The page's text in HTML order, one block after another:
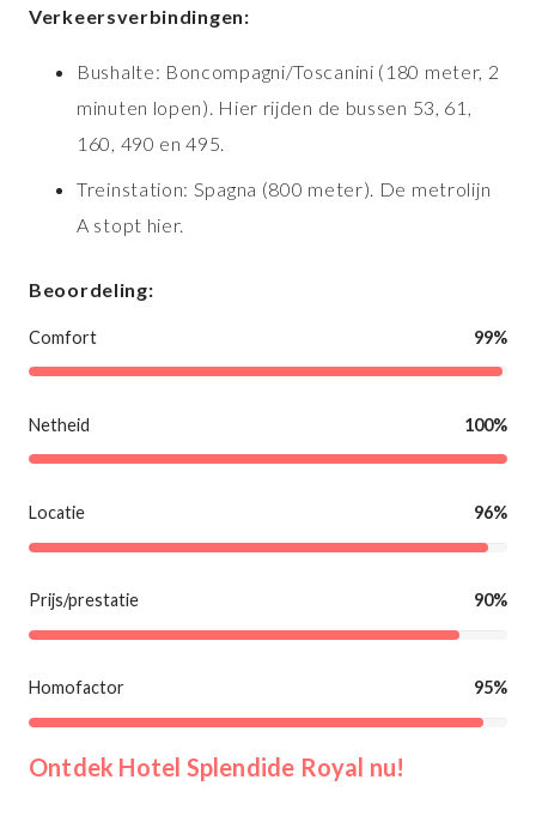
Verkeersverbindingen:
Bushalte: Boncompagni/Toscanini (180 meter, 2
minuten lopen). Hier rijden de bussen 53, 61,
160, 490 en 495.
Treinstation: Spagna (800 meter). De metrolijn
A stopt hier.
Beoordeling:
Comfort 99%
Netheid 100%
Locatie 96%
Prijs/prestatie 90%
Homofactor 95%
Ontdek Hotel Splendide Royal nu!